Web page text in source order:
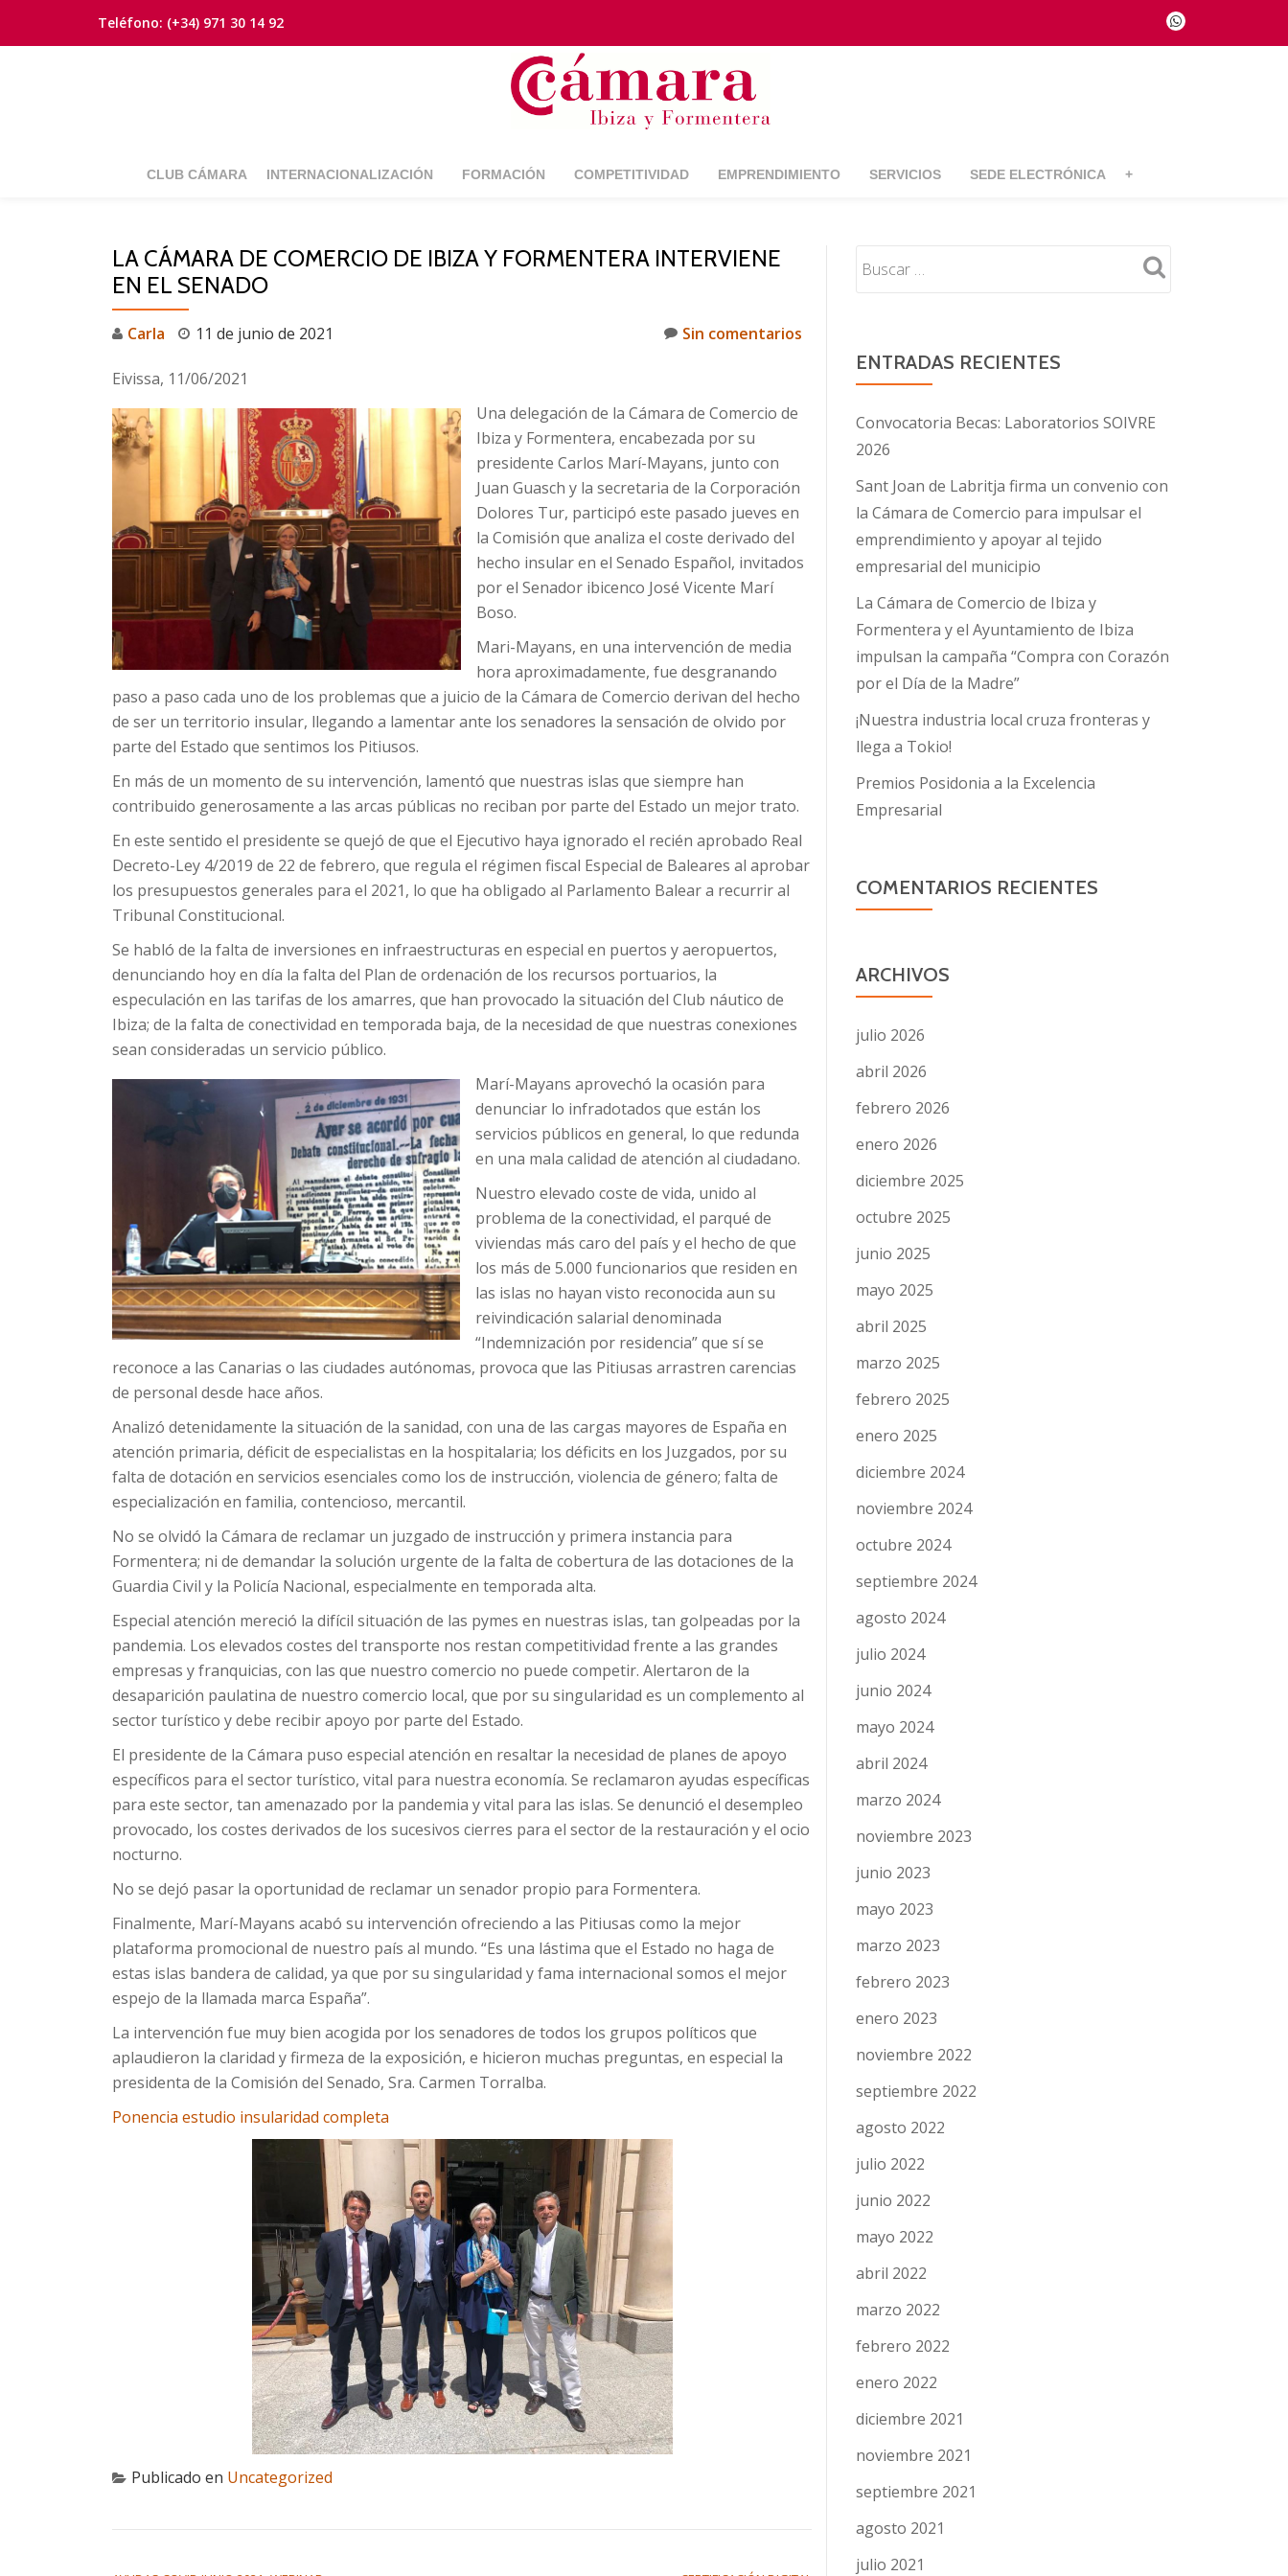
Saltar
Teléfono: (+34) 971 30 14 92
fa-
whatsapp
CLUB CÁMARA INTERNACIONALIZACIÓN FORMACIÓN COMPETITIVIDAD EMPRENDIMIENTO SERVICIOS SEDE ELECTRÓNICA +
LA CÁMARA DE COMERCIO DE IBIZA Y FORMENTERA INTERVIENE
EN EL SENADO
Carla 11 de junio de 2021 Sin comentarios
Eivissa, 11/06/2021
Una delegación de la Cámara de Comercio de
Ibiza y Formentera, encabezada por su
presidente Carlos Marí-Mayans, junto con
Juan Guasch y la secretaria de la Corporación
Dolores Tur, participó este pasado jueves en
la Comisión que analiza el coste derivado del
hecho insular en el Senado Español, invitados
por el Senador ibicenco José Vicente Marí
Boso.
Mari-Mayans, en una intervención de media
hora aproximadamente, fue desgranando
paso a paso cada uno de los problemas que a juicio de la Cámara de Comercio derivan del hecho
de ser un territorio insular, llegando a lamentar ante los senadores la sensación de olvido por
parte del Estado que sentimos los Pitiusos.
En más de un momento de su intervención, lamentó que nuestras islas que siempre han
contribuido generosamente a las arcas públicas no reciban por parte del Estado un mejor trato.
En este sentido el presidente se quejó de que el Ejecutivo haya ignorado el recién aprobado Real
Decreto-Ley 4/2019 de 22 de febrero, que regula el régimen fiscal Especial de Baleares al aprobar
los presupuestos generales para el 2021, lo que ha obligado al Parlamento Balear a recurrir al
Tribunal Constitucional.
Se habló de la falta de inversiones en infraestructuras en especial en puertos y aeropuertos,
denunciando hoy en día la falta del Plan de ordenación de los recursos portuarios, la
especulación en las tarifas de los amarres, que han provocado la situación del Club náutico de
Ibiza; de la falta de conectividad en temporada baja, de la necesidad de que nuestras conexiones
sean consideradas un servicio público.
Marí-Mayans aprovechó la ocasión para
denunciar lo infradotados que están los
servicios públicos en general, lo que redunda
en una mala calidad de atención al ciudadano.
Nuestro elevado coste de vida, unido al
problema de la conectividad, el parqué de
viviendas más caro del país y el hecho de que
los más de 5.000 funcionarios que residen en
las islas no hayan visto reconocida aun su
reivindicación salarial denominada
“Indemnización por residencia” que sí se
reconoce a las Canarias o las ciudades autónomas, provoca que las Pitiusas arrastren carencias
de personal desde hace años.
Analizó detenidamente la situación de la sanidad, con una de las cargas mayores de España en
atención primaria, déficit de especialistas en la hospitalaria; los déficits en los Juzgados, por su
falta de dotación en servicios esenciales como los de instrucción, violencia de género; falta de
especialización en familia, contencioso, mercantil.
No se olvidó la Cámara de reclamar un juzgado de instrucción y primera instancia para
Formentera; ni de demandar la solución urgente de la falta de cobertura de las dotaciones de la
Guardia Civil y la Policía Nacional, especialmente en temporada alta.
Especial atención mereció la difícil situación de las pymes en nuestras islas, tan golpeadas por la
pandemia. Los elevados costes del transporte nos restan competitividad frente a las grandes
empresas y franquicias, con las que nuestro comercio no puede competir. Alertaron de la
desaparición paulatina de nuestro comercio local, que por su singularidad es un complemento al
sector turístico y debe recibir apoyo por parte del Estado.
El presidente de la Cámara puso especial atención en resaltar la necesidad de planes de apoyo
específicos para el sector turístico, vital para nuestra economía. Se reclamaron ayudas específicas
para este sector, tan amenazado por la pandemia y vital para las islas. Se denunció el desempleo
provocado, los costes derivados de los sucesivos cierres para el sector de la restauración y el ocio
nocturno.
No se dejó pasar la oportunidad de reclamar un senador propio para Formentera.
Finalmente, Marí-Mayans acabó su intervención ofreciendo a las Pitiusas como la mejor
plataforma promocional de nuestro país al mundo. “Es una lástima que el Estado no haga de
estas islas bandera de calidad, ya que por su singularidad y fama internacional somos el mejor
espejo de la llamada marca España”.
La intervención fue muy bien acogida por los senadores de todos los grupos políticos que
aplaudieron la claridad y firmeza de la exposición, e hicieron muchas preguntas, en especial la
presidenta de la Comisión del Senado, Sra. Carmen Torralba.
Ponencia estudio insularidad completa
Publicado en Uncategorized
ENTRADAS RECIENTES
Convocatoria Becas: Laboratorios SOIVRE
2026
Sant Joan de Labritja firma un convenio con
la Cámara de Comercio para impulsar el
emprendimiento y apoyar al tejido
empresarial del municipio
La Cámara de Comercio de Ibiza y
Formentera y el Ayuntamiento de Ibiza
impulsan la campaña “Compra con Corazón
por el Día de la Madre”
¡Nuestra industria local cruza fronteras y
llega a Tokio!
Premios Posidonia a la Excelencia
Empresarial
COMENTARIOS RECIENTES
ARCHIVOS
julio 2026
abril 2026
febrero 2026
enero 2026
diciembre 2025
octubre 2025
junio 2025
mayo 2025
abril 2025
marzo 2025
febrero 2025
enero 2025
diciembre 2024
noviembre 2024
octubre 2024
septiembre 2024
agosto 2024
julio 2024
junio 2024
mayo 2024
abril 2024
marzo 2024
noviembre 2023
junio 2023
mayo 2023
marzo 2023
febrero 2023
enero 2023
noviembre 2022
septiembre 2022
agosto 2022
julio 2022
junio 2022
mayo 2022
abril 2022
marzo 2022
febrero 2022
enero 2022
diciembre 2021
noviembre 2021
septiembre 2021
agosto 2021
julio 2021